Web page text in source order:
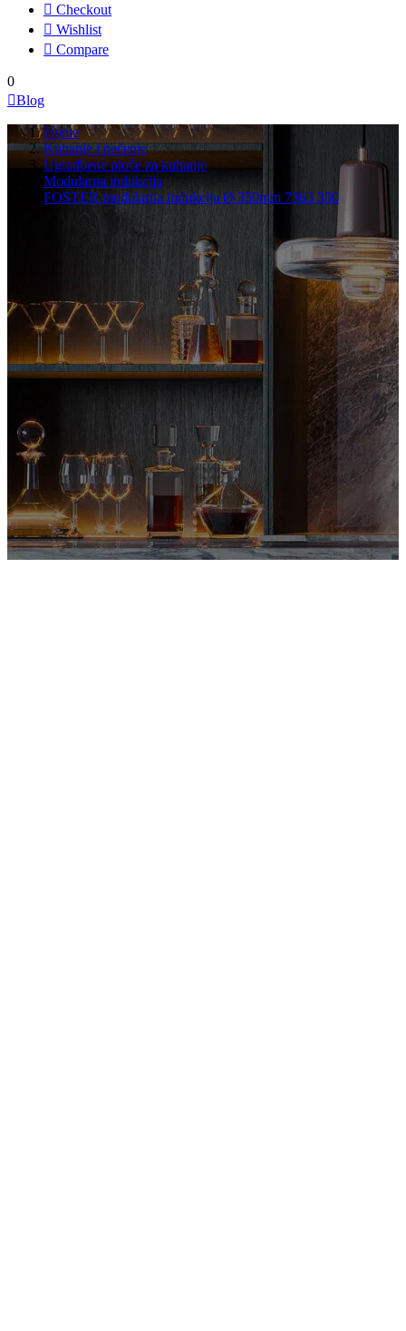
 Checkout
 Wishlist
 Compare
0
Blog
Home
Kuhanje i pečenje
Ugradbene ploče za kuhanje
Modularna indukcija
FOSTER modularna indukcija Ø 350mm 7363 350